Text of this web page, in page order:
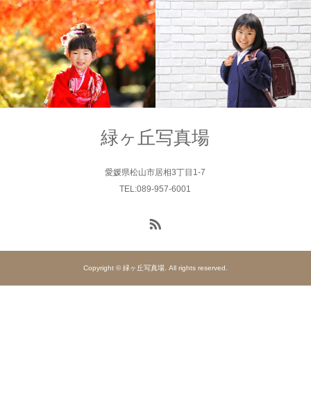
Family Family
緑ヶ丘写真場
愛媛県松山市居相3丁目1-7
TEL:089-957-6001
Copyright © 緑ヶ丘写真場. All rights reserved.